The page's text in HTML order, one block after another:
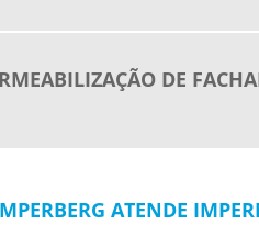
DE
ATENDE